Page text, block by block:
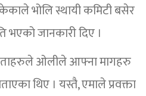
भोलि स्थायी कमिटी बसेर
भएको जानकारी दिए ।
नेताहरुले ओलीले आफ्ना मागहरु
थिए । यस्तै, एमाले प्रवक्ता